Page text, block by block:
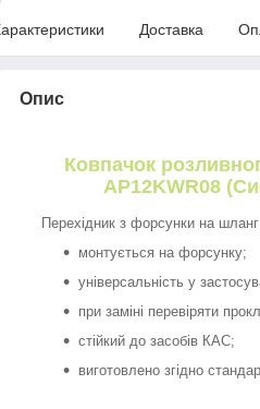
Доставка
Опис
Ковпачок
AP12KWR08
Перехідник з форсунки на
монтується на форсунку;
універсальність у
при заміні перевіряти
стійкий до засобів КАС;
виготовлено згідно